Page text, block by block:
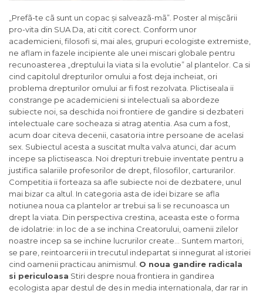
„Prefã-te cã sunt un copac și salveazã-mã”. Poster al mișcãrii
pro-vita din SUA Da, ati citit corect. Conform unor
academicieni, filosofi si, mai ales, grupuri ecologiste extremiste,
ne aflam in fazele incipiente ale unei miscari globale pentru
recunoasterea „dreptului la viata si la evolutie” al plantelor. Ca si
cind capitolul drepturilor omului a fost deja incheiat, ori
problema drepturilor omului ar fi fost rezolvata. Plictiseala ii
constrange pe academicieni si intelectuali sa abordeze
subiecte noi, sa deschida noi frontiere de gandire si dezbateri
intelectuale care socheaza si atrag atentia. Asa cum a fost,
acum doar citeva decenii, casatoria intre persoane de acelasi
sex. Subiectul acesta a suscitat multa valva atunci, dar acum
incepe sa plictiseasca. Noi drepturi trebuie inventate pentru a
justifica salariile profesorilor de drept, filosofilor, carturarilor.
Competitia ii forteaza sa afle subiecte noi de dezbatere, unul
mai bizar ca altul. In categoria asta de idei bizare se afla
notiunea noua ca plantelor ar trebui sa li se recunoasca un
drept la viata. Din perspectiva crestina, aceasta este o forma
de idolatrie: in loc de a se inchina Creatorului, oamenii zilelor
noastre incep sa se inchine lucrurilor create… Suntem martori,
se pare, reintoarcerii in trecutul indepartat si innegurat al istoriei
cind oamenii practicau animismul. O noua gandire radicala
si periculoasa Stiri despre noua frontiera in gandirea
ecologista apar destul de des in media internationala, dar rar in